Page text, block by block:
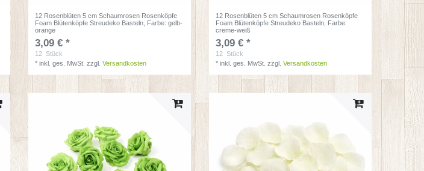
12 Rosenblüten 5 cm Schaumrosen Rosenköpfe
Foam Blütenköpfe Streudeko Basteln , Farbe: gelb-
orange
3,09 € *
12 Stück
*inkl. ges. MwSt. zzgl.Versandkosten
12 Rosenblüten 5 cm Schaumrosen Rosenköpfe
Foam Blütenköpfe Streudeko Basteln , Farbe:
creme-weiß
3,09 € *
12 Stück
*inkl. ges. MwSt. zzgl.Versandkosten